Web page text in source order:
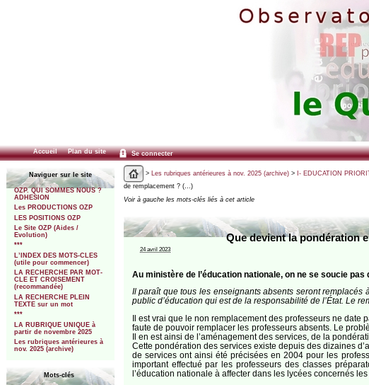
Accueil Plan du site Se connecter
Naviguer sur le site
OZP. QUI SOMMES NOUS ?
ADHESION
Les PRODUCTIONS OZP
LES POSITIONS OZP
Le Site OZP (Aides /
Evolution)
***
L’INDEX DES MOTS-CLES
(utile pour commencer)
LA RECHERCHE PAR MOT-
CLE ET CROISEMENT
(recommandée)
LA RECHERCHE PLEIN
TEXTE sur un mot
***
LA RUBRIQUE UNIQUE à
partir de novembre 2025
Les rubriques antérieures à
nov. 2025 (archive)
Mots-clés
> Les rubriques antérieures à nov. 2025 (archive)> I- EDUCATION
de remplacement ? (…)
Voir à gauche les mots-clés liés à cet article
Que devient la pondération
24 avril 2023
Au ministère de l’éducation nationale, on ne se soucie
Il paraît que tous les enseignants absents seront
public d’éducation qui est de la responsabilité de l’État. Le
Il est vrai que le non remplacement des professeurs ne date
faute de pouvoir remplacer les professeurs absents. Le
Il en est ainsi de l’aménagement des services, de la
Cette pondération des services existe depuis des dizaines
de services ont ainsi été précisées en 2004 pour les
important effectué par les professeurs des classes
l’éducation nationale à affecter dans les lycées concernés